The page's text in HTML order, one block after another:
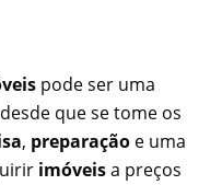
pode ser uma
que se tome os
, preparação e uma
imóveisa preços